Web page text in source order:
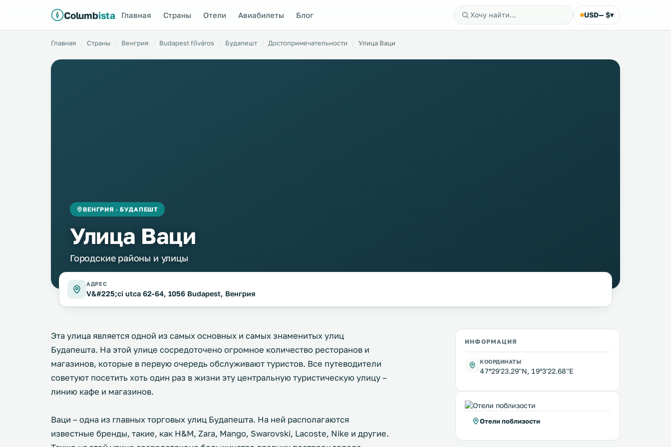
Columbista Главная Страны Отели Авиабилеты Блог USD— $▾
Главная Страны Венгрия Budapest főváros Будапешт Достопримечательности Улица Ваци
ВЕНГРИЯ · БУДАПЕШТ
Улица Ваци
Городские районы и улицы
АДРЕС
V&#225;ci utca 62-64, 1056 Budapest, Венгрия
Эта улица является одной из самых основных и самых знаменитых улиц
Будапешта. На этой улице сосредоточено огромное количество ресторанов и
магазинов, которые в первую очередь обслуживают туристов. Все путеводители
советуют посетить хоть один раз в жизни эту центральную туристическую улицу –
линию кафе и магазинов.
Ваци – одна из главных торговых улиц Будапешта. На ней располагаются
известные бренды, такие, как H&M, Zara, Mango, Swarovski, Lacoste, Nike и другие.
ИНФОРМАЦИЯ
КООРДИНАТЫ
47°29'23.29''N, 19°3'22.68''E
Отели поблизости